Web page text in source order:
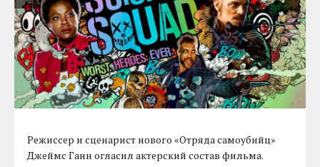
Режиссер и сценарист нового «Отряда самоубийц»
Джеймс Ганн огласил актерский состав фильма.